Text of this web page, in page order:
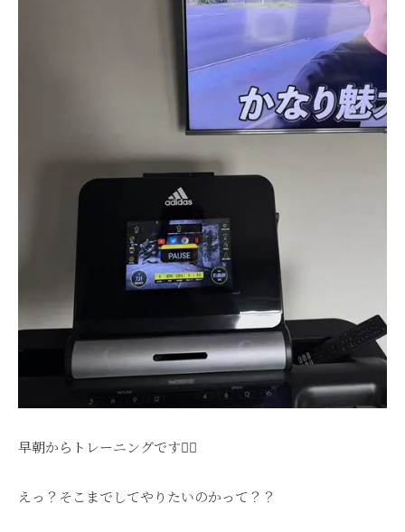
早朝からトレーニングです🏋️‍♂️
えっ？そこまでしてやりたいのかって？？